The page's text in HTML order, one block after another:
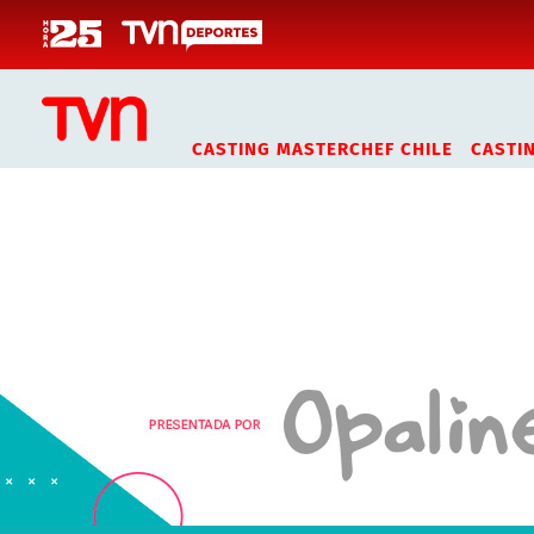
CASTING MASTERCHEF CHILE